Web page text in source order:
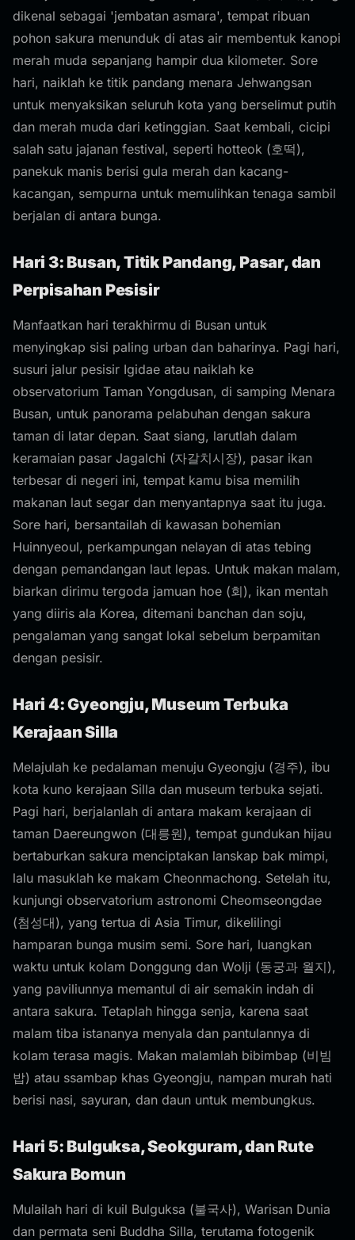
dikenal sebagai 'jembatan asmara', tempat ribuan
pohon sakura menunduk di atas air membentuk kanopi
merah muda sepanjang hampir dua kilometer. Sore
hari, naiklah ke titik pandang menara Jehwangsan
untuk menyaksikan seluruh kota yang berselimut putih
dan merah muda dari ketinggian. Saat kembali, cicipi
salah satu jajanan festival, seperti hotteok (호떡),
panekuk manis berisi gula merah dan kacang-
kacangan, sempurna untuk memulihkan tenaga sambil
berjalan di antara bunga.
Hari 3: Busan, Titik Pandang, Pasar, dan
Perpisahan Pesisir
Manfaatkan hari terakhirmu di Busan untuk
menyingkap sisi paling urban dan baharinya. Pagi hari,
susuri jalur pesisir Igidae atau naiklah ke
observatorium Taman Yongdusan, di samping Menara
Busan, untuk panorama pelabuhan dengan sakura
taman di latar depan. Saat siang, larutlah dalam
keramaian pasar Jagalchi (자갈치시장), pasar ikan
terbesar di negeri ini, tempat kamu bisa memilih
makanan laut segar dan menyantapnya saat itu juga.
Sore hari, bersantailah di kawasan bohemian
Huinnyeoul, perkampungan nelayan di atas tebing
dengan pemandangan laut lepas. Untuk makan malam,
biarkan dirimu tergoda jamuan hoe (회), ikan mentah
yang diiris ala Korea, ditemani banchan dan soju,
pengalaman yang sangat lokal sebelum berpamitan
dengan pesisir.
Hari 4: Gyeongju, Museum Terbuka
Kerajaan Silla
Melajulah ke pedalaman menuju Gyeongju (경주), ibu
kota kuno kerajaan Silla dan museum terbuka sejati.
Pagi hari, berjalanlah di antara makam kerajaan di
taman Daereungwon (대릉원), tempat gundukan hijau
bertaburkan sakura menciptakan lanskap bak mimpi,
lalu masuklah ke makam Cheonmachong. Setelah itu,
kunjungi observatorium astronomi Cheomseongdae
(첨성대), yang tertua di Asia Timur, dikelilingi
hamparan bunga musim semi. Sore hari, luangkan
waktu untuk kolam Donggung dan Wolji (동궁과 월지),
yang paviliunnya memantul di air semakin indah di
antara sakura. Tetaplah hingga senja, karena saat
malam tiba istananya menyala dan pantulannya di
kolam terasa magis. Makan malamlah bibimbap (비빔
밥) atau ssambap khas Gyeongju, nampan murah hati
berisi nasi, sayuran, dan daun untuk membungkus.
Hari 5: Bulguksa, Seokguram, dan Rute
Sakura Bomun
Mulailah hari di kuil Bulguksa (불국사), Warisan Dunia
dan permata seni Buddha Silla, terutama fotogenik